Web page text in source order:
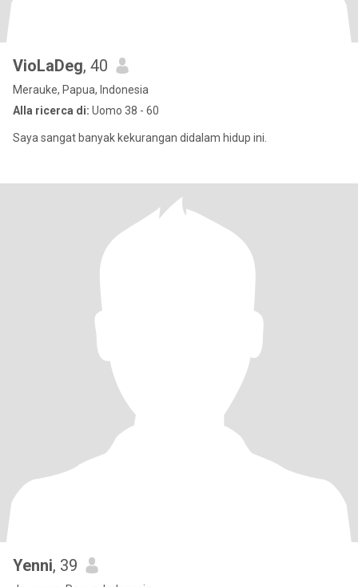
VioLaDeg, 40
Merauke, Papua, Indonesia
Alla ricerca di: Uomo 38 - 60
Saya sangat banyak kekurangan didalam hidup ini.
Yenni, 39